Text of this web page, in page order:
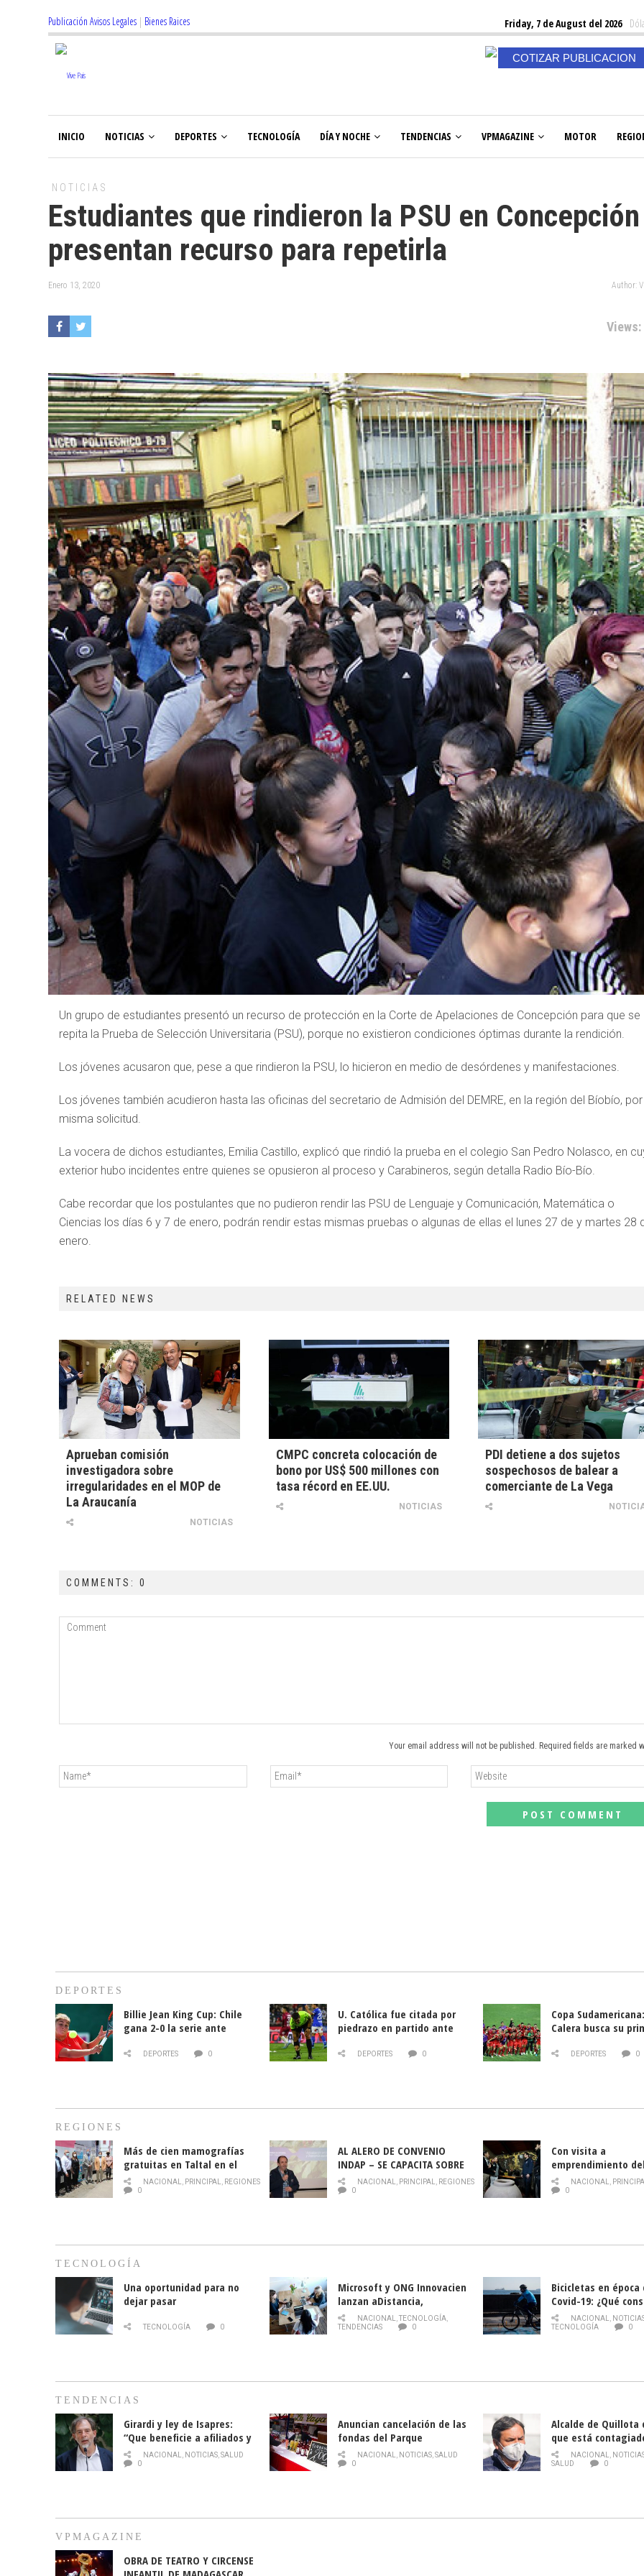
Publicación Avisos Legales | Bienes Raices Friday, 7 de August del 2026
COTIZAR PUBLICACION
INICIO NOTICIAS DEPORTES TECNOLOGÍA DÍA Y NOCHE TENDENCIAS VPMAGAZINE MOTOR
NOTICIAS
Estudiantes que rindieron la PSU en Concepción
presentan recurso para repetirla
Enero 13, 2020 Author:
Views:
Un grupo de estudiantes presentó un recurso de protección en la Corte de Apelaciones de Concepción para que se
repita la Prueba de Selección Universitaria (PSU), porque no existieron condiciones óptimas durante la rendición.
Los jóvenes acusaron que, pese a que rindieron la PSU, lo hicieron en medio de desórdenes y manifestaciones.
Los jóvenes también acudieron hasta las oficinas del secretario de Admisión del DEMRE, en la región del Bíobío,
misma solicitud.
La vocera de dichos estudiantes, Emilia Castillo, explicó que rindió la prueba en el colegio San Pedro Nolasco, en
exterior hubo incidentes entre quienes se opusieron al proceso y Carabineros, según detalla Radio Bío-Bío.
Cabe recordar que los postulantes que no pudieron rendir las PSU de Lenguaje y Comunicación, Matemática o
Ciencias los días 6 y 7 de enero, podrán rendir estas mismas pruebas o algunas de ellas el lunes 27 de y martes 28
enero.
RELATED NEWS
Aprueban comisión
investigadora sobre
irregularidades en el MOP de
La Araucanía
NOTICIAS
CMPC concreta colocación de
bono por US$ 500 millones con
tasa récord en EE.UU.
NOTICIAS
PDI detiene a dos sujetos
sospechosos de balear a
comerciante de La Vega
COMMENTS: 0
Your email address will not be published. Required fields are marked
DEPORTES
Billie Jean King Cup: Chile
gana 2-0 la serie ante
DEPORTES 0
U. Católica fue citada por
piedrazo en partido ante
DEPORTES 0
Copa
Calera busca su
DEPORTES 0
REGIONES
Más de cien mamografías
gratuitas en Taltal en el
mes de la prevención del
cáncer de mama
NACIONAL, PRINCIPAL, REGIONES
0
AL ALERO DE CONVENIO
INDAP – SE CAPACITA SOBRE
PLAGA DROSOPHILA SUZUKII
NACIONAL, PRINCIPAL, REGIONES
0
Con visita a
emprendimiento
y llamado al
historia campesina
NACIONAL,
0
TECNOLOGÍA
Una oportunidad para no
dejar pasar
TECNOLOGÍA 0
Microsoft y ONG Innovacien
lanzan aDistancia,
plataforma con cursos
gratuitos online sobre
NACIONAL,TECNOLOGÍA,
TENDENCIAS
0
Bicicletas en época
Covid-19: ¿Qué
momento de
NACIONAL,
TECNOLOGÍA
0
TENDENCIAS
Girardi y ley de Isapres:
“Que beneficie a afiliados y
no legalice el abuso”
NACIONAL, NOTICIAS,SALUD
0
Anuncian cancelación de las
fondas del Parque
O’Higgins debido al
coronavirus
NACIONAL, NOTICIAS,SALUD
0
Alcalde de Quillota
que está
COVID-19
NACIONAL,
SALUD
0
VPMAGAZINE
OBRA DE TEATRO Y CIRCENSE